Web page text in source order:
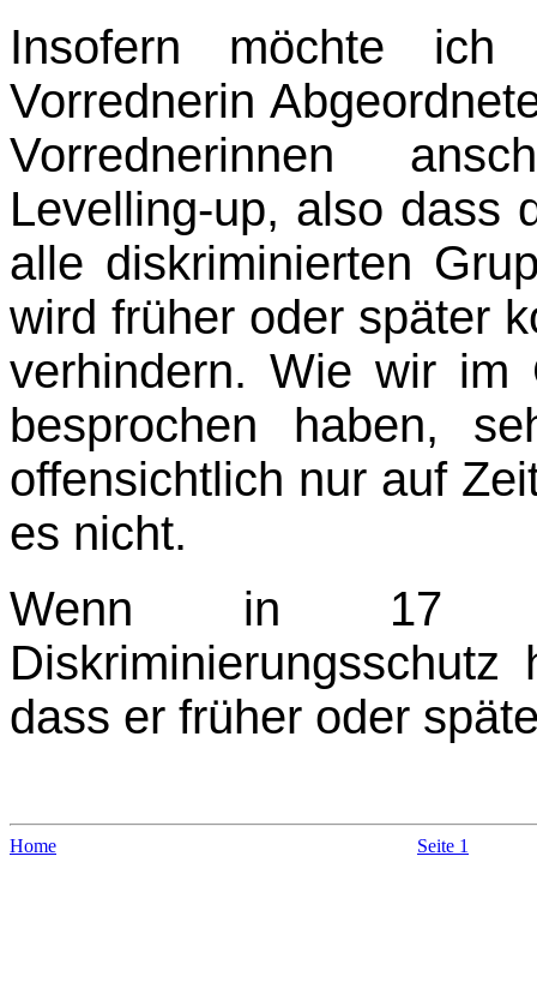
Insofern möchte
Vorrednerin
Vorrednerinnen
Levelling-up, also dass
alle diskriminierten
wird früher oder später
verhindern. Wie wir im
besprochen haben,
offensichtlich nur auf
es nicht.
Wenn in 17
dass er früher oder
Home Seite 1